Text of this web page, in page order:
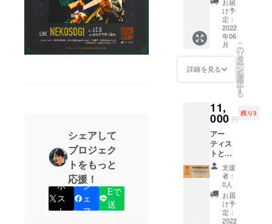
シェアして
プロジェク
トをもっと
応援！
ポ
ス
ト
シ
ェ
ア
Eで
送
んに連
絡させ
ていた
だきま
した。
今治タ
メー
カー 田
社ホー
ムペー
ジ
→http://
www.go
ldpearl.
co.jp/
VARIT.
スタッ
フのみ
んなの
意見も
してき
まし
た。ま
ずは気
軽に
VARIT.
のス
うこと
で、新
を踏み
出す機
会にし
ていた
だくこ
とが目
的でし
た。 同
じく京
住メン
バーが
1人でも
所属
し、初
めて
VARIT.
集めた
「
HYOGO
GO！」
という
イベン
トを月
に1度の
ペース
で開催
してき
まし
ベント
「KYOT
ANGO
GO！」
あなた
のため
のライ
ブ観覧
＆キャ
ペース
をお届
け！ ラ
イブハ
ウス神
戸
VARIT.
は過
去、兵
庫県在
住メン
バーが
け予
定：
2022
年06
月
詳細を見る
こ
の
リ
タ
ー
ン
を
選
択
す
る
11,
000 円
残り3
アー
ティス
トと
キャン
パーの
マッチ
ングイ
ベント
「KYOT
ANGO
支援
者：
0人
お届
け予
定：
2022